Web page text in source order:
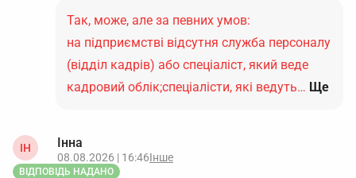
Так, може, але за певних умов:
на підприємстві відсутня служба персоналу
(відділ кадрів) або спеціаліст, який веде
кадровий облік;спеціалісти, які ведуть… Ще
ІН Інна
08.08.2026 | 16:46Інше
ВІДПОВІДЬ НАДАНО